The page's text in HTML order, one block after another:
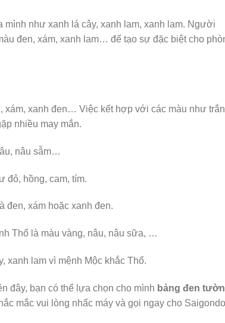
mình như xanh lá cây, xanh lam, xanh lam. Người
đen, xám, xanh lam… để tạo sự đặc biệt cho
xám, xanh đen… Việc kết hợp với các màu như
nhiều may mắn.
nâu sẫm…
đỏ, hồng, cam, tím.
đen, xám hoặc xanh đen.
Thổ là màu vàng, nâu, nâu sữa, …
xanh lam vì mệnh Mộc khắc Thổ.
đây, bạn có thể lựa chọn cho mình bảng đen
mắc vui lòng nhấc máy và gọi ngay cho